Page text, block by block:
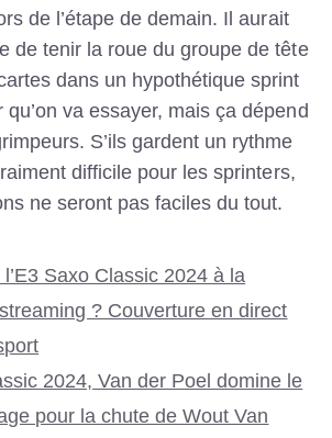
de l’étape de demain. Il aurait
de tenir la roue du groupe de tête
dans un hypothétique sprint
qu’on va essayer, mais ça dépend
S’ils gardent un rythme
difficile pour les sprinters,
ne seront pas faciles du tout.
Saxo Classic 2024 à la
? Couverture en direct
2024, Van der Poel domine le
pour la chute de Wout Van